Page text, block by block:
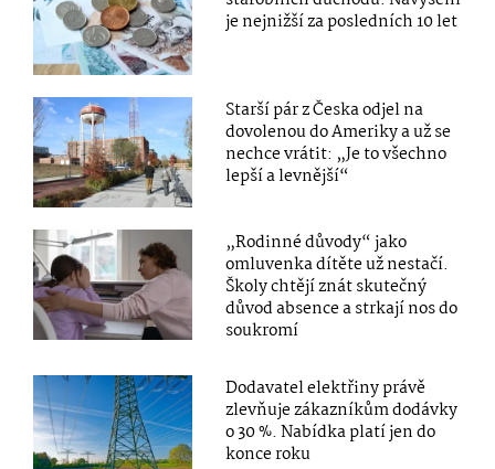
je nejnižší za posledních 10 let
Starší pár z Česka odjel na
dovolenou do Ameriky a už se
nechce vrátit: „Je to všechno
lepší a levnější“
„Rodinné důvody“ jako
omluvenka dítěte už nestačí.
Školy chtějí znát skutečný
důvod absence a strkají nos do
soukromí
Dodavatel elektřiny právě
zlevňuje zákazníkům dodávky
o 30 %. Nabídka platí jen do
konce roku